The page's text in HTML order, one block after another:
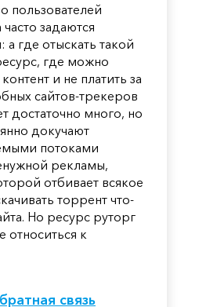
пользователей
задаются
где отыскать такой
где можно
и не платить за
сайтов-трекеров
достаточно много, но
докучают
потоками
рекламы,
отбивает всякое
торрент что-
Но ресурс руторг
относиться к
связь